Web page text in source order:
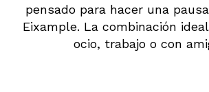
pensado para hacer una
Eixample. La combinación
ocio, trabajo o con